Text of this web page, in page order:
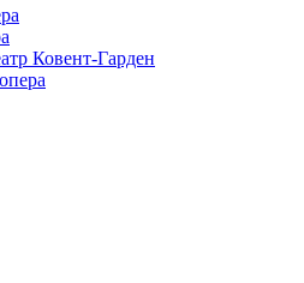
Ковент-Гарден